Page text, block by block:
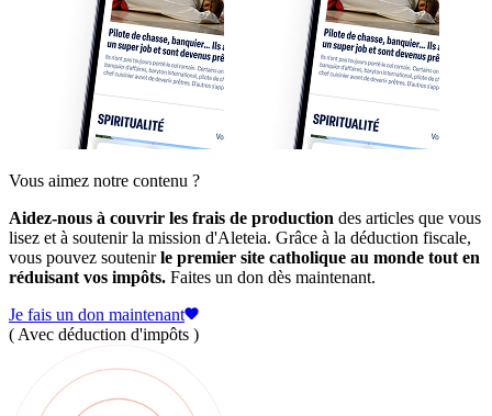
Vous aimez notre contenu ?
Aidez-nous à couvrir les frais de production des articles que vous
lisez et à soutenir la mission d'Aleteia. Grâce à la déduction fiscale,
vous pouvez soutenirle premier site catholique au monde tout en
réduisant vos impôts. Faites un don dès maintenant.
Je fais un don maintenant
( Avec déduction d'impôts )